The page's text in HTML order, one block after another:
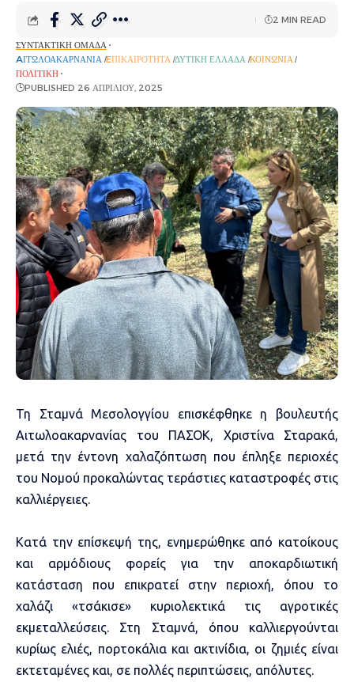
ΣΥΝΤΑΚΤΙΚΉ ΟΜΆΔΑ
AΙΤΩΛΟΑΚΑΡΝΑΝΊΑ EΠΙΚΑΙΡΌΤΗΤΑ ΔΥΤΙΚΉ ΕΛΛΆΔΑ ΚΟΙΝΩΝΊΑ
ΠΟΛΙΤΙΚΉ
PUBLISHED 26 ΑΠΡΙΛΊΟΥ, 2025
2 MIN READ
Τη Σταμνά Μεσολογγίου επισκέφθηκε η βουλευτής
Αιτωλοακαρνανίας του ΠΑΣΟΚ, Χριστίνα Σταρακά,
μετά την έντονη χαλαζόπτωση που έπληξε περιοχές
του Νομού προκαλώντας τεράστιες καταστροφές στις
καλλιέργειες.
Κατά την επίσκεψή της, ενημερώθηκε από κατοίκους
και αρμόδιους φορείς για την αποκαρδιωτική
κατάσταση που επικρατεί στην περιοχή, όπου το
χαλάζι «τσάκισε» κυριολεκτικά τις αγροτικές
εκμεταλλεύσεις. Στη Σταμνά, όπου καλλιεργούνται
κυρίως ελιές, πορτοκάλια και ακτινίδια, οι ζημιές είναι
εκτεταμένες και, σε πολλές περιπτώσεις, απόλυτες.